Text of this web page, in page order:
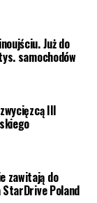
Już do
samochodów
III
zawitają do
StarDrive Poland